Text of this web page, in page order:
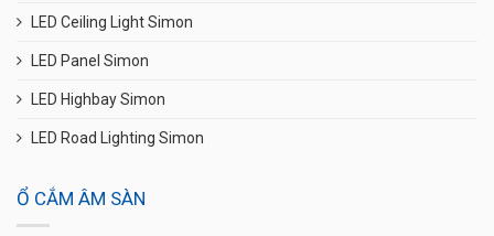
LED Ceiling Light Simon
LED Panel Simon
LED Highbay Simon
LED Road Lighting Simon
Ổ CẮM ÂM SÀN